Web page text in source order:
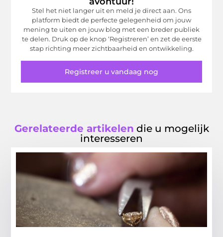
Stel het niet langer uit en meld je direct aan. Ons
platform biedt de perfecte gelegenheid om jouw
mening te uiten en jouw blog met een breder publiek
te delen. Druk op de knop ‘Registreren’ en zet de eerste
stap richting meer zichtbaarheid en ontwikkeling.
Registreer u vandaag nog
Gerelateerde artikelen die u mogelijk
interesseren